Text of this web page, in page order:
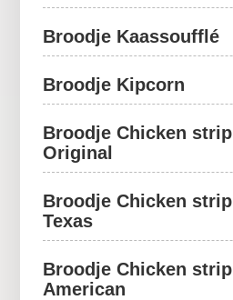
Broodje Kaassoufflé
Broodje Kipcorn
Broodje Chicken strip
Original
Broodje Chicken strip
Texas
Broodje Chicken strip
American